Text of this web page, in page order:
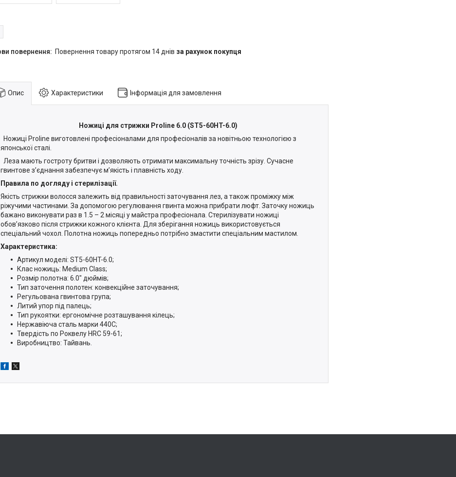
повернення товару протягом 14 днів за рахунок покупця
Опис Характеристики Інформація для замовлення
Ножиці для стрижки Proline 6.0 (ST5-60HT-6.0)
Ножиці Proline виготовлені професіоналами для професіоналів за новітньою технологією з
японської сталі.
Леза мають гостроту бритви і дозволяють отримати максимальну точність зрізу. Сучасне
гвинтове з’єднання забезпечує м’якість і плавність ходу.
Правила по догляду і стерилізації.
Якість стрижки волосся залежить від правильності заточування лез, а також проміжку між
ріжучими частинами. За допомогою регулювання гвинта можна прибрати люфт. Заточку ножиць
бажано виконувати раз в 1.5 – 2 місяці у майстра професіонала. Стерилізувати ножиці
обов’язково після стрижки кожного клієнта. Для зберігання ножиць використовується
спеціальний чохол. Полотна ножиць попередньо потрібно змастити спеціальним мастилом.
Характеристика:
Артикул моделі: ST5-60HT-6.0;
Клас ножиць: Medium Class;
Розмір полотна: 6.0" дюймів;
Тип заточення полотен: конвекційне заточування;
Регульована гвинтова група;
Литий упор під палець;
Тип рукоятки: ергономічне розташування кілець;
Нержавіюча сталь марки 440С;
Твердість по Роквелу HRC 59-61;
Виробництво: Тайвань.